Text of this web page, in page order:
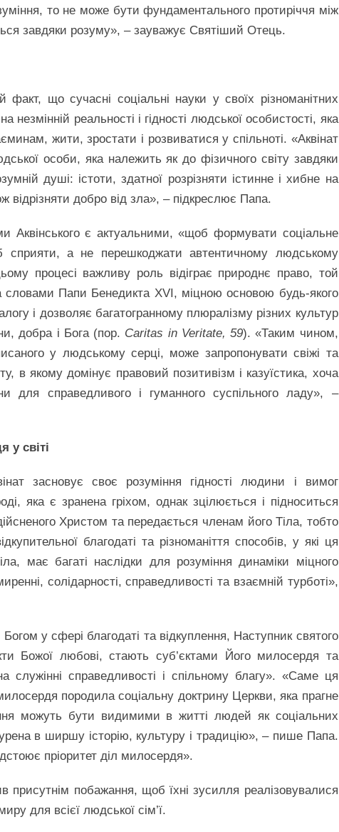
то не може бути фундаментального протиріччя між
завдяки розуму», – зауважує Святіший Отець.
що сучасні соціальні науки у своїх різноманітних
незмінній реальності і гідності людської особистості, яка
жити, зростати і розвиватися у спільноті. «Аквінат
особи, яка належить як до фізичного світу завдяки
душі: істоти, здатної розрізняти істинне і хибне на
відрізняти добро від зла», – підкреслює Папа.
Аквінського є актуальними, «щоб формувати соціальне
а не перешкоджати автентичному людському
процесі важливу роль відіграє природнє право, той
Папи Бенедикта XVI, міцною основою будь-якого
і дозволяє багатогранному плюралізму різних культур
добра і Бога (пор. Caritas in Veritate, 59). «Таким чином,
у людському серці, може запропонувати свіжі та
в якому домінує правовий позитивізм і казуїстика, хоча
для справедливого і гуманного суспільного ладу», –
у світі
засновує своє розуміння гідності людини і вимог
яка є зранена гріхом, однак зцілюється і підноситься
Христом та передається членам його Тіла, тобто
благодаті та різноманіття способів, у які ця
має багаті наслідки для розуміння динаміки міцного
солідарності, справедливості та взаємній турботі»,
у сфері благодаті та відкуплення, Наступник святого
Божої любові, стають суб’єктами Його милосердя та
служінні справедливості і спільному благу». «Саме ця
породила соціальну доктрину Церкви, яка прагне
можуть бути видимими в житті людей як соціальних
в ширшу історію, культуру і традицію», – пише Папа.
пріоритет діл милосердя».
побажання, щоб їхні зусилля реалізовувалися
для всієї людської сім’ї.